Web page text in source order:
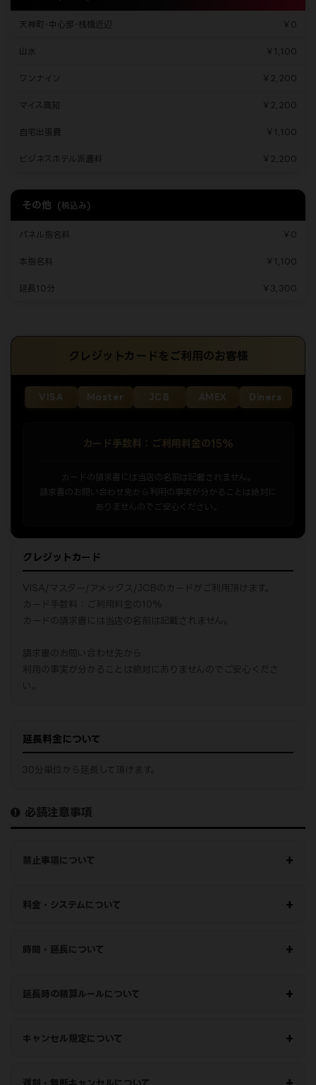
天神町･中心部･桟橋近辺 ￥0
山水 ￥1,100
ワンナイン ￥2,200
マイス高知 ￥2,200
自宅出張費 ￥1,100
ビジネスホテル派遣料 ￥2,200
その他 (税込み)
パネル指名料 ￥0
本指名料 ￥1,100
延長10分 ￥3,300
クレジットカードをご利用のお客様
VISA Master JCB AMEX Diners
カード手数料：ご利用料金の15%
カードの請求書には当店の名前は記載されません。
請求書のお問い合わせ先から利用の事実が分かることは絶対に
ありませんのでご安心ください。
クレジットカード
VISA/マスター/アメックス/JCBのカードがご利用頂けます。
カード手数料：ご利用料金の10%
カードの請求書には当店の名前は記載されません。
請求書のお問い合わせ先から
利用の事実が分かることは絶対にありませんのでご安心くださ
い。
延長料金について
30分単位から延長して頂けます。
必読注意事項
禁止事項について
料金・システムについて
時間・延長について
延長時の精算ルールについて
キャンセル規定について
遅刻・無断キャンセルについて